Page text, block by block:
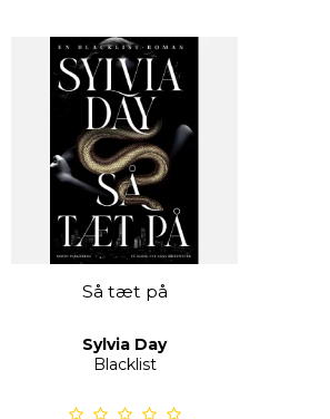
Så tæt på
Sylvia Day
Blacklist